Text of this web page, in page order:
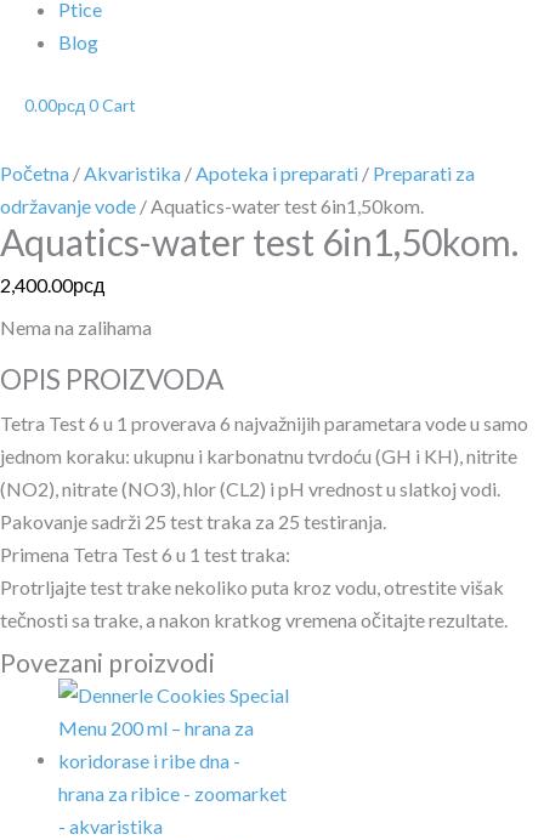
Ptice
Blog
0.00рсд 0Cart
Početna /Akvaristika /Apoteka i preparati / Preparati za
održavanje vode / Aquatics-water test 6in1,50kom.
Aquatics-water test 6in1,50kom.
2,400.00рсд
Nema na zalihama
OPIS PROIZVODA
Tetra Test 6 u 1 proverava 6 najvažnijih parametara vode u samo
jednom koraku: ukupnu i karbonatnu tvrdoću (GH i KH), nitrite
(NO2), nitrate (NO3), hlor (CL2) i pH vrednost u slatkoj vodi.
Pakovanje sadrži 25 test traka za 25 testiranja.
Primena Tetra Test 6 u 1 test traka:
Protrljajte test trake nekoliko puta kroz vodu, otrestite višak
tečnosti sa trake, a nakon kratkog vremena očitajte rezultate.
Povezani proizvodi